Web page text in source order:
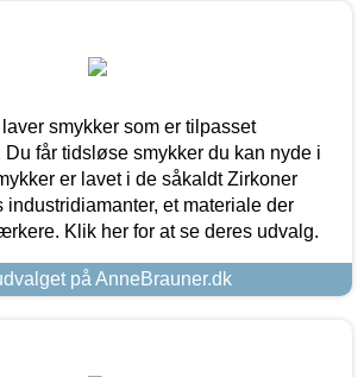
smykker som er tilpasset
Du får tidsløse smykker du kan nyde i
er lavet i de såkaldt Zirkoner
industridiamanter, et materiale der
Klik her for at se deres udvalg.
på AnneBrauner.dk